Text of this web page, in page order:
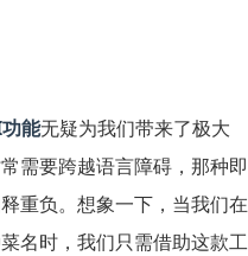
能无疑为我们带来了极大
需要跨越语言障碍，那种即
重负。想象一下，当我们在
名时，我们只需借助这款工